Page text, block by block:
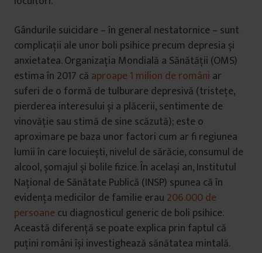
Gândurile suicidare – în general nestatornice – sunt
complicații ale unor boli psihice precum depresia și
anxietatea. Organizația Mondială a Sănătății (OMS)
estima în 2017 că aproape 1 milion de români ar
suferi de o formă de tulburare depresivă (tristețe,
pierderea interesului și a plăcerii, sentimente de
vinovăție sau stimă de sine scăzută); este o
aproximare pe baza unor factori cum ar fi regiunea
lumii în care locuiești, nivelul de sărăcie, consumul de
alcool, șomajul și bolile fizice. În același an, Institutul
Național de Sănătate Publică (INSP) spunea că în
evidența medicilor de familie erau 206.000 de
persoanecu diagnosticul generic de boli psihice.
Această diferență se poate explica prin faptul că
puțini români își investighează sănătatea mintală.